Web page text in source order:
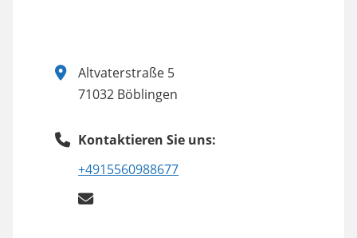
Altvaterstraße 5
71032 Böblingen
Kontaktieren Sie uns:
+4915560988677